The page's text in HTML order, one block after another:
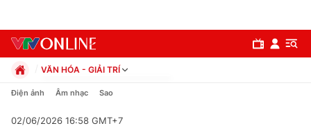
VĂN HÓA - GIẢI TRÍ
Chính trị
Pháp luật
Điện ảnh Âm nhạc Sao
02/06/2026 16:58 GMT+7